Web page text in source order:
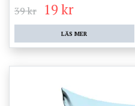
39 kr 19 kr
LÄS MER